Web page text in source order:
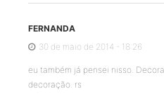
FERNANDA
30 de maio de 2014 - 18:26
eu também já pensei nisso.
decoração. rs